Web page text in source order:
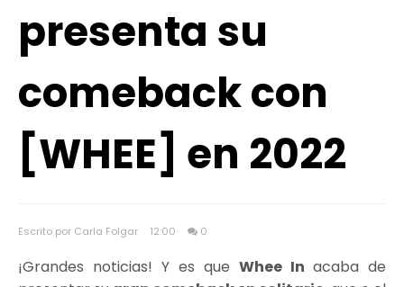
presenta su
comeback con
[WHEE] en 2022
Escrito por Carla Folgar 12:00 0
¡Grandes noticias! Y es que Whee In acaba de